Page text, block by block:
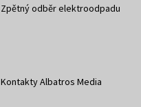
Zpětný odběr elektroodpadu
Kontakty Albatros Media